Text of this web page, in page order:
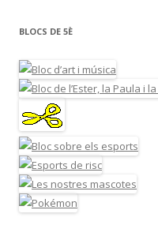
BLOCS DE 5È